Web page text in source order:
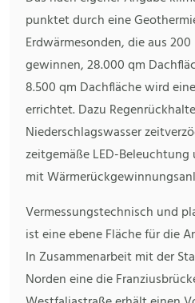
punktet durch eine
Erdwärmesonden, die aus
gewinnen, 28.000 qm
8.500 qm Dachfläche wird
errichtet. Dazu
Niederschlagswasser
zeitgemäße LED-
mit
Vermessungstechnisch und
ist eine ebene Fläche für die
In Zusammenarbeit mit der
Norden eine die